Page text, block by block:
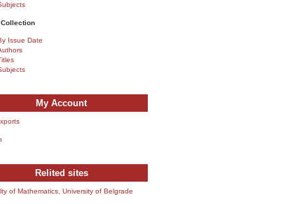
Issue Date
My Account
Relited sites
of Mathematics, University of Belgrade